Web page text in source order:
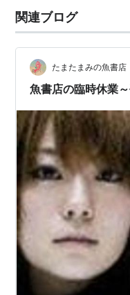
関連ブログ
たまたまみの魚書店
魚書店の臨時休業